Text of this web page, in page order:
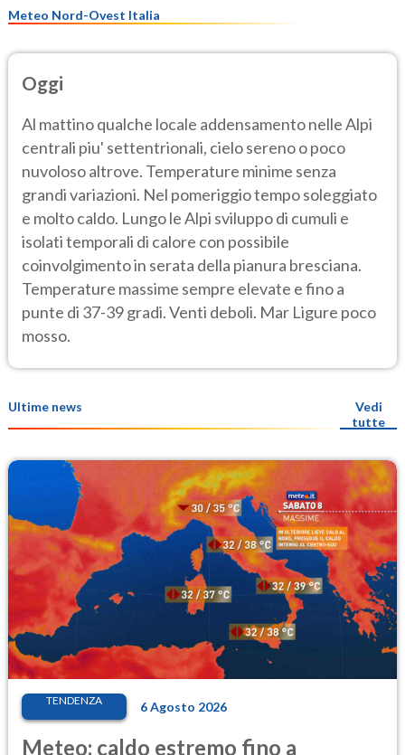
Meteo Nord-Ovest Italia
Oggi
Al mattino qualche locale addensamento nelle Alpi
centrali piu' settentrionali, cielo sereno o poco
nuvoloso altrove. Temperature minime senza
grandi variazioni. Nel pomeriggio tempo soleggiato
e molto caldo. Lungo le Alpi sviluppo di cumuli e
isolati temporali di calore con possibile
coinvolgimento in serata della pianura bresciana.
Temperature massime sempre elevate e fino a
punte di 37-39 gradi. Venti deboli. Mar Ligure poco
mosso.
Ultime news
Vedi
tutte
TENDENZA 6 Agosto 2026
Meteo: caldo estremo fino a